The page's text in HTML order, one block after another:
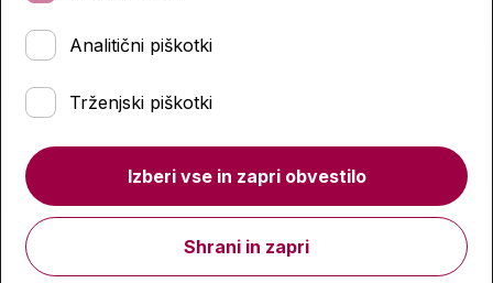
Analitični piškotki
Trženjski piškotki
Izberi vse in zapri obvestilo
Shrani in zapri